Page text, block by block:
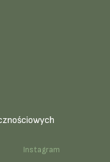
Instagram